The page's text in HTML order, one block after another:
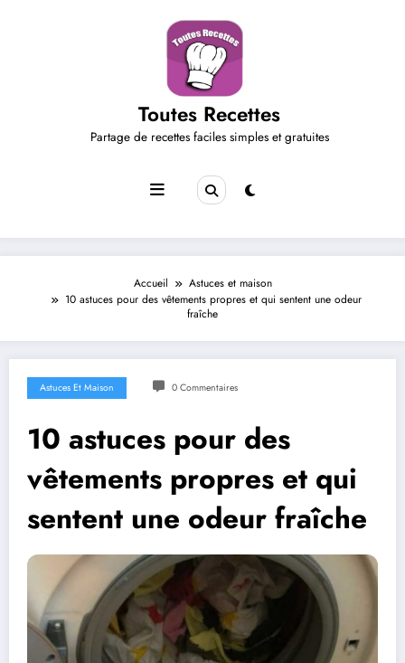
Toutes Recettes
Partage de recettes faciles simples et gratuites
Accueil
Astuces et maison
10 astuces pour des vêtements propres et qui sentent une odeur
fraîche
Astuces Et Maison 0 Commentaires
10 astuces pour des
vêtements propres et qui
sentent une odeur fraîche